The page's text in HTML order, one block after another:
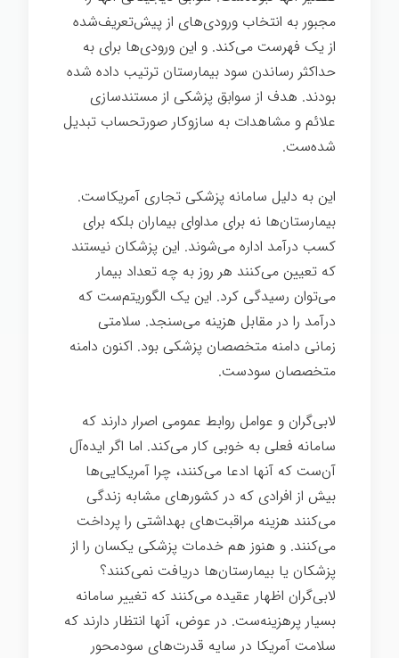
مجبور به انتخاب ورودی‌های از پیش‌تعریف‌شده
از یک فهرست می‌کند. و این ورودی‌ها برای به
حداکثر رساندن سود بیمارستان ترتیب داده شده
بودند. هدف از سوابق پزشکی از مستندسازی
علائم و مشاهدات به سازوکار صورتحساب تبدیل
شده‌ست.
این به دلیل سامانه پزشکی تجاری آمریکاست.
بیمارستان‌ها نه برای مداوای بیماران بلکه برای
کسب درآمد اداره می‌شوند. این پزشکان نیستند
که تعیین می‌کنند هر روز به چه تعداد بیمار
می‌توان رسیدگی کرد. این یک الگوریتم‌ست که
درآمد را در مقابل هزینه می‌سنجد. سلامتی
زمانی دامنه متخصصان پزشکی بود. اکنون دامنه
متخصصان سودست.
لابی‌گران و عوامل روابط عمومی اصرار دارند که
سامانه فعلی به خوبی کار می‌کند. اما اگر ایده‌آل
آن‌ست که آنها ادعا می‌کنند، چرا آمریکایی‌ها
بیش از افرادی که در کشورهای مشابه زندگی
می‌کنند هزینه مراقبت‌های بهداشتی را پرداخت
می‌کنند. و هنوز هم خدمات پزشکی یکسان را از
پزشکان یا بیمارستان‌ها دریافت نمی‌کنند؟
لابی‌گران اظهار عقیده می‌کنند که تغییر سامانه
بسیار پرهزینه‌ست. در عوض، آنها انتظار دارند كه
سلامت آمریكا در سایه قدرت‌های سودمحور